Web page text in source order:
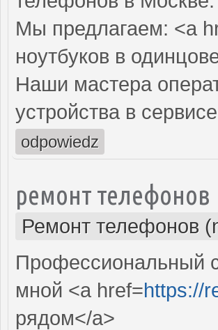
Мы предлагаем: <a
ноутбуков в
Наши мастера
устройства в
odpowiedz
ремонт телефонов
Ремонт телефонов
Профессиональный
мной <a href=https://
рядом</a>